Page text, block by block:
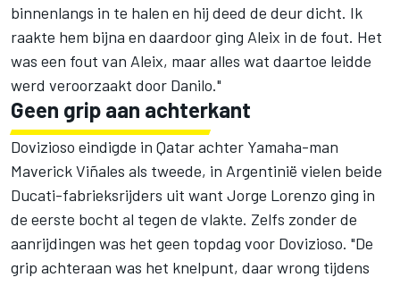
binnenlangs in te halen en hij deed de deur dicht. Ik
raakte hem bijna en daardoor ging Aleix in de fout. Het
was een fout van Aleix, maar alles wat daartoe leidde
werd veroorzaakt door Danilo."
Geen grip aan achterkant
Dovizioso eindigde in Qatar achter Yamaha-man
Maverick Viñales als tweede, in Argentinië vielen beide
Ducati-fabrieksrijders uit want Jorge Lorenzo ging in
de eerste bocht al tegen de vlakte. Zelfs zonder de
aanrijdingen was het geen topdag voor Dovizioso. "De
grip achteraan was het knelpunt, daar wrong tijdens